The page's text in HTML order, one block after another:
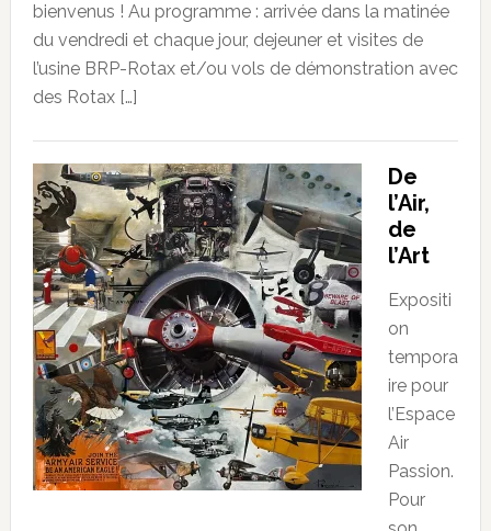
bienvenus ! Au programme : arrivée dans la matinée
du vendredi et chaque jour, dejeuner et visites de
l’usine BRP-Rotax et/ou vols de démonstration avec
des Rotax […]
De
l’Air,
de
l’Art
Expositi
on
tempora
ire pour
l’Espace
Air
Passion.
Pour